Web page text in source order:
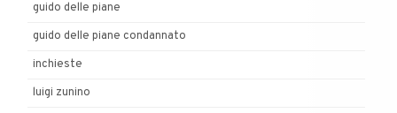
guido delle piane
guido delle piane condannato
inchieste
luigi zunino